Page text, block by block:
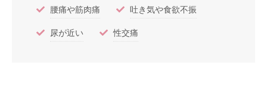
腰痛や筋肉痛 吐き気や食欲不振
尿が近い 性交痛